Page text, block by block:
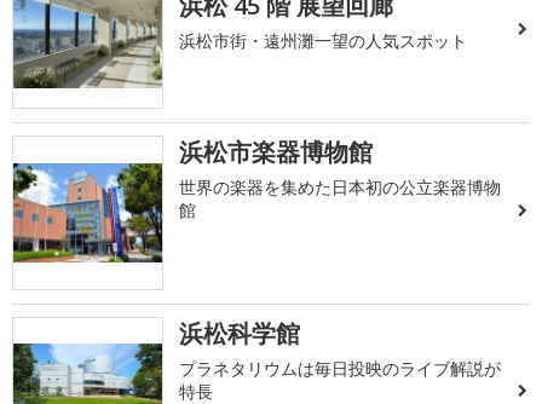
浜松市街・遠州灘一望の人気スポット
浜松市楽器博物館
世界の楽器を集めた日本初の公立楽器博物
館
浜松科学館
プラネタリウムは毎日投映のライブ解説が
特長